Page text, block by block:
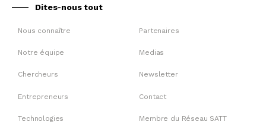
Dites-nous tout
Nous connaître
Notre équipe
Chercheurs
Entrepreneurs
Technologies
Partenaires
Medias
Newsletter
Contact
Membre du Réseau SATT